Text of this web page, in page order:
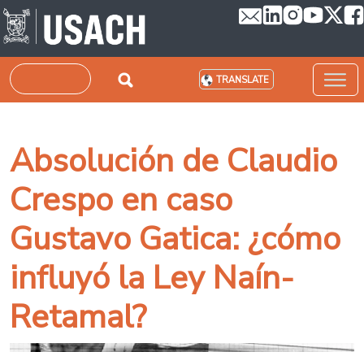
Skip to main content
Search TRANSLATE
Absolución de Claudio
Crespo en caso
Gustavo Gatica: ¿cómo
influyó la Ley Naín-
Retamal?